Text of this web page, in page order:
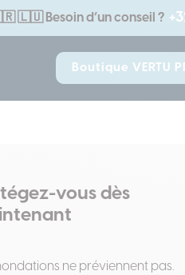
🇱🇺 Besoin d’un conseil ?
Boutique VERTU
vous dès
ne préviennent pas.